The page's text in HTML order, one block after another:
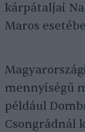
kárpátaljai
Maros
mennyiségű
például
Csongrádnál